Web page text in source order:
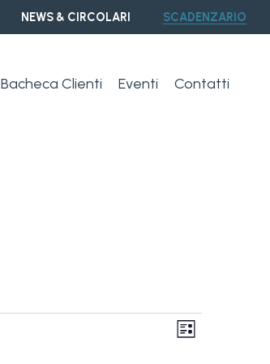
NEWS & CIRCOLARI SCADENZARIO
Bacheca Clienti Eventi Contatti
Lista